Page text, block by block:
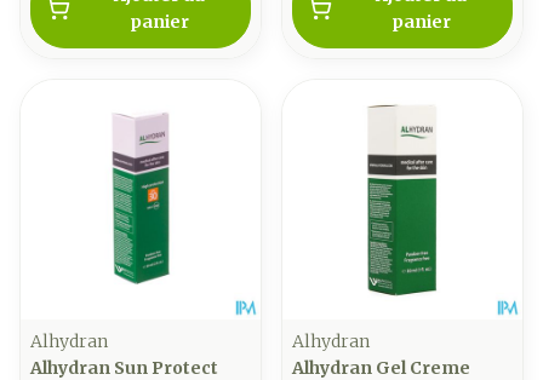
panier
panier
Alhydran
Alhydran Sun Protect
Alhydran
Alhydran Gel Creme